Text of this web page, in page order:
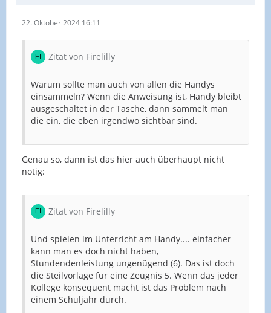
22. Oktober 2024 16:11
Zitat von Firelilly
Warum sollte man auch von allen die Handys
einsammeln? Wenn die Anweisung ist, Handy bleibt
ausgeschaltet in der Tasche, dann sammelt man
die ein, die eben irgendwo sichtbar sind.
Genau so, dann ist das hier auch überhaupt nicht
nötig:
Zitat von Firelilly
Und spielen im Unterricht am Handy.... einfacher
kann man es doch nicht haben,
Stundendenleistung ungenügend (6). Das ist doch
die Steilvorlage für eine Zeugnis 5. Wenn das jeder
Kollege konsequent macht ist das Problem nach
einem Schuljahr durch.